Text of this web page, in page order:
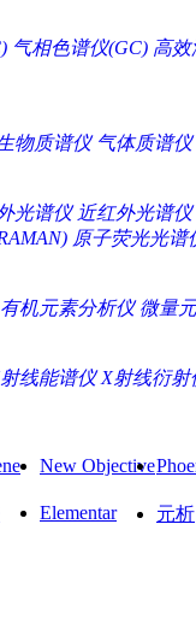
气相色谱仪(GC) 高效
物质谱仪 气体质谱仪
光谱仪 近红外光谱仪
原子荧光光谱
有机元素分析仪 微量
线能谱仪 X射线衍射
New Objective
Elementar 元析